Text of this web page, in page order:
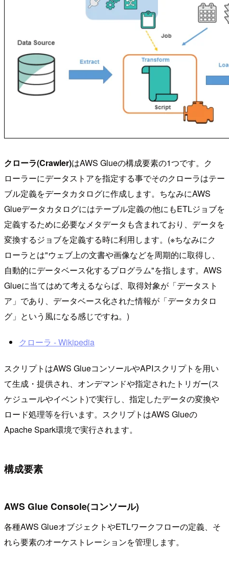
クローラ(Crawler)はAWS Glueの構成要素の1つです。ク
ローラーにデータストアを指定する事でそのクローラはテー
ブル定義をデータカタログに作成します。ちなみにAWS
Glueデータカタログにはテーブル定義の他にもETLジョブを
定義するために必要なメタデータも含まれており、データを
変換するジョブを定義する時に利用します。(※ちなみにク
ローラとは"ウェブ上の文書や画像などを周期的に取得し、
自動的にデータベース化するプログラム"を指します。AWS
Glueに当てはめて考えるならば、取得対象が「データスト
ア」であり、データベース化された情報が「データカタロ
グ」という風になる感じですね。)
クローラ - Wikipedia
スクリプトはAWS GlueコンソールやAPIスクリプトを用い
て生成・提供され、オンデマンドや指定されたトリガー(ス
ケジュールやイベント)で実行し、指定したデータの変換や
ロード処理等を行います。スクリプトはAWS Glueの
Apache Spark環境で実行されます。
構成要素
AWS Glue Console(コンソール)
各種AWS GlueオブジェクトやETLワークフローの定義、そ
れら要素のオーケストレーションを管理します。